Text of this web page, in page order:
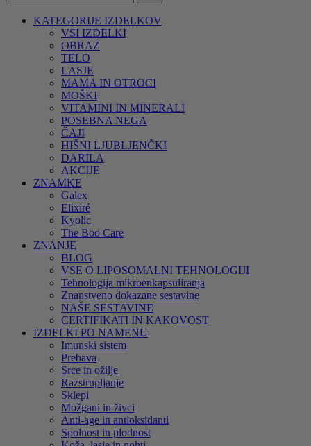
KATEGORIJE IZDELKOV
VSI IZDELKI
OBRAZ
TELO
LASJE
MAMA IN OTROCI
MOŠKI
VITAMINI IN MINERALI
POSEBNA NEGA
ČAJI
HIŠNI LJUBLJENČKI
DARILA
AKCIJE
ZNAMKE
Galex
Elixiré
Kyolic
The Boo Care
ZNANJE
BLOG
VSE O LIPOSOMALNI TEHNOLOGIJI
Tehnologija mikroenkapsuliranja
Znanstveno dokazane sestavine
NAŠE SESTAVINE
CERTIFIKATI IN KAKOVOST
IZDELKI PO NAMENU
Imunski sistem
Prebava
Srce in ožilje
Razstrupljanje
Sklepi
Možgani in živci
Anti-age in antioksidanti
Spolnost in plodnost